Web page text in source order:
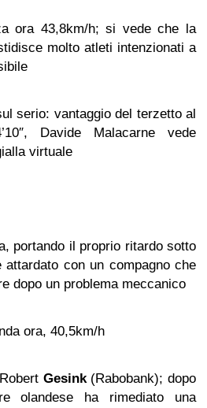
ora 43,8km/h; si vede che la
molto atleti intenzionati a
serio: vantaggio del terzetto al
Davide Malacarne vede
virtuale
portando il proprio ritardo sotto
attardato con un compagno che
dopo un problema meccanico
ora, 40,5km/h
Gesink(Rabobank); dopo
olandese ha rimediato una